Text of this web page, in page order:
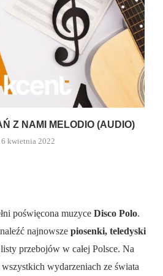
Z NAMI MELODIO (AUDIO)
kwietnia 2022
poświęcona muzyce Disco Polo.
najnowsze piosenki, teledyski
przebojów w całej Polsce. Na
wydarzeniach ze świata